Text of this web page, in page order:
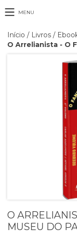
MENU
Início / Livros /
O Arrelianista - O
O
MUSEU DO